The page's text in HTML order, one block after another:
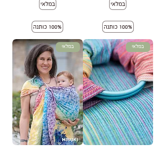
במלאי
100% כותנה
במלאי
100% כותנה
במלאי במלאי